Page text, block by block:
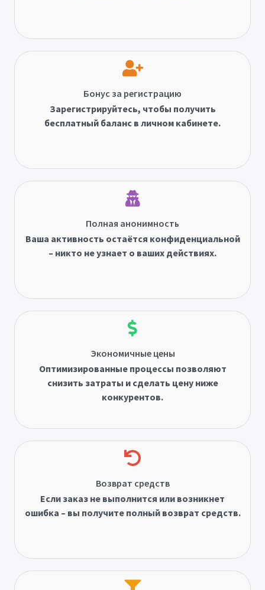
Бонус за регистрацию
Зарегистрируйтесь, чтобы получить
бесплатный баланс в личном кабинете.
Полная анонимность
Ваша активность остаётся конфиденциальной
– никто не узнает о ваших действиях.
Экономичные цены
Оптимизированные процессы позволяют
снизить затраты и сделать цену ниже
конкурентов.
Возврат средств
Если заказ не выполнится или возникнет
ошибка – вы получите полный возврат средств.